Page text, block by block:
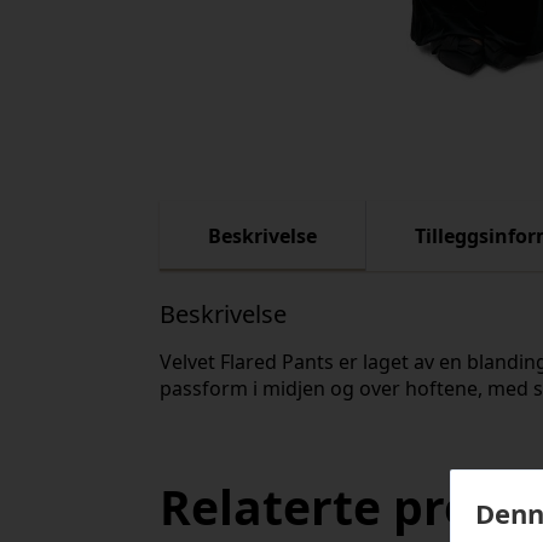
Beskrivelse
Beskrivelse
Velvet Flared Pants er laget av en
passform i midjen og over hoftene, med
Relaterte